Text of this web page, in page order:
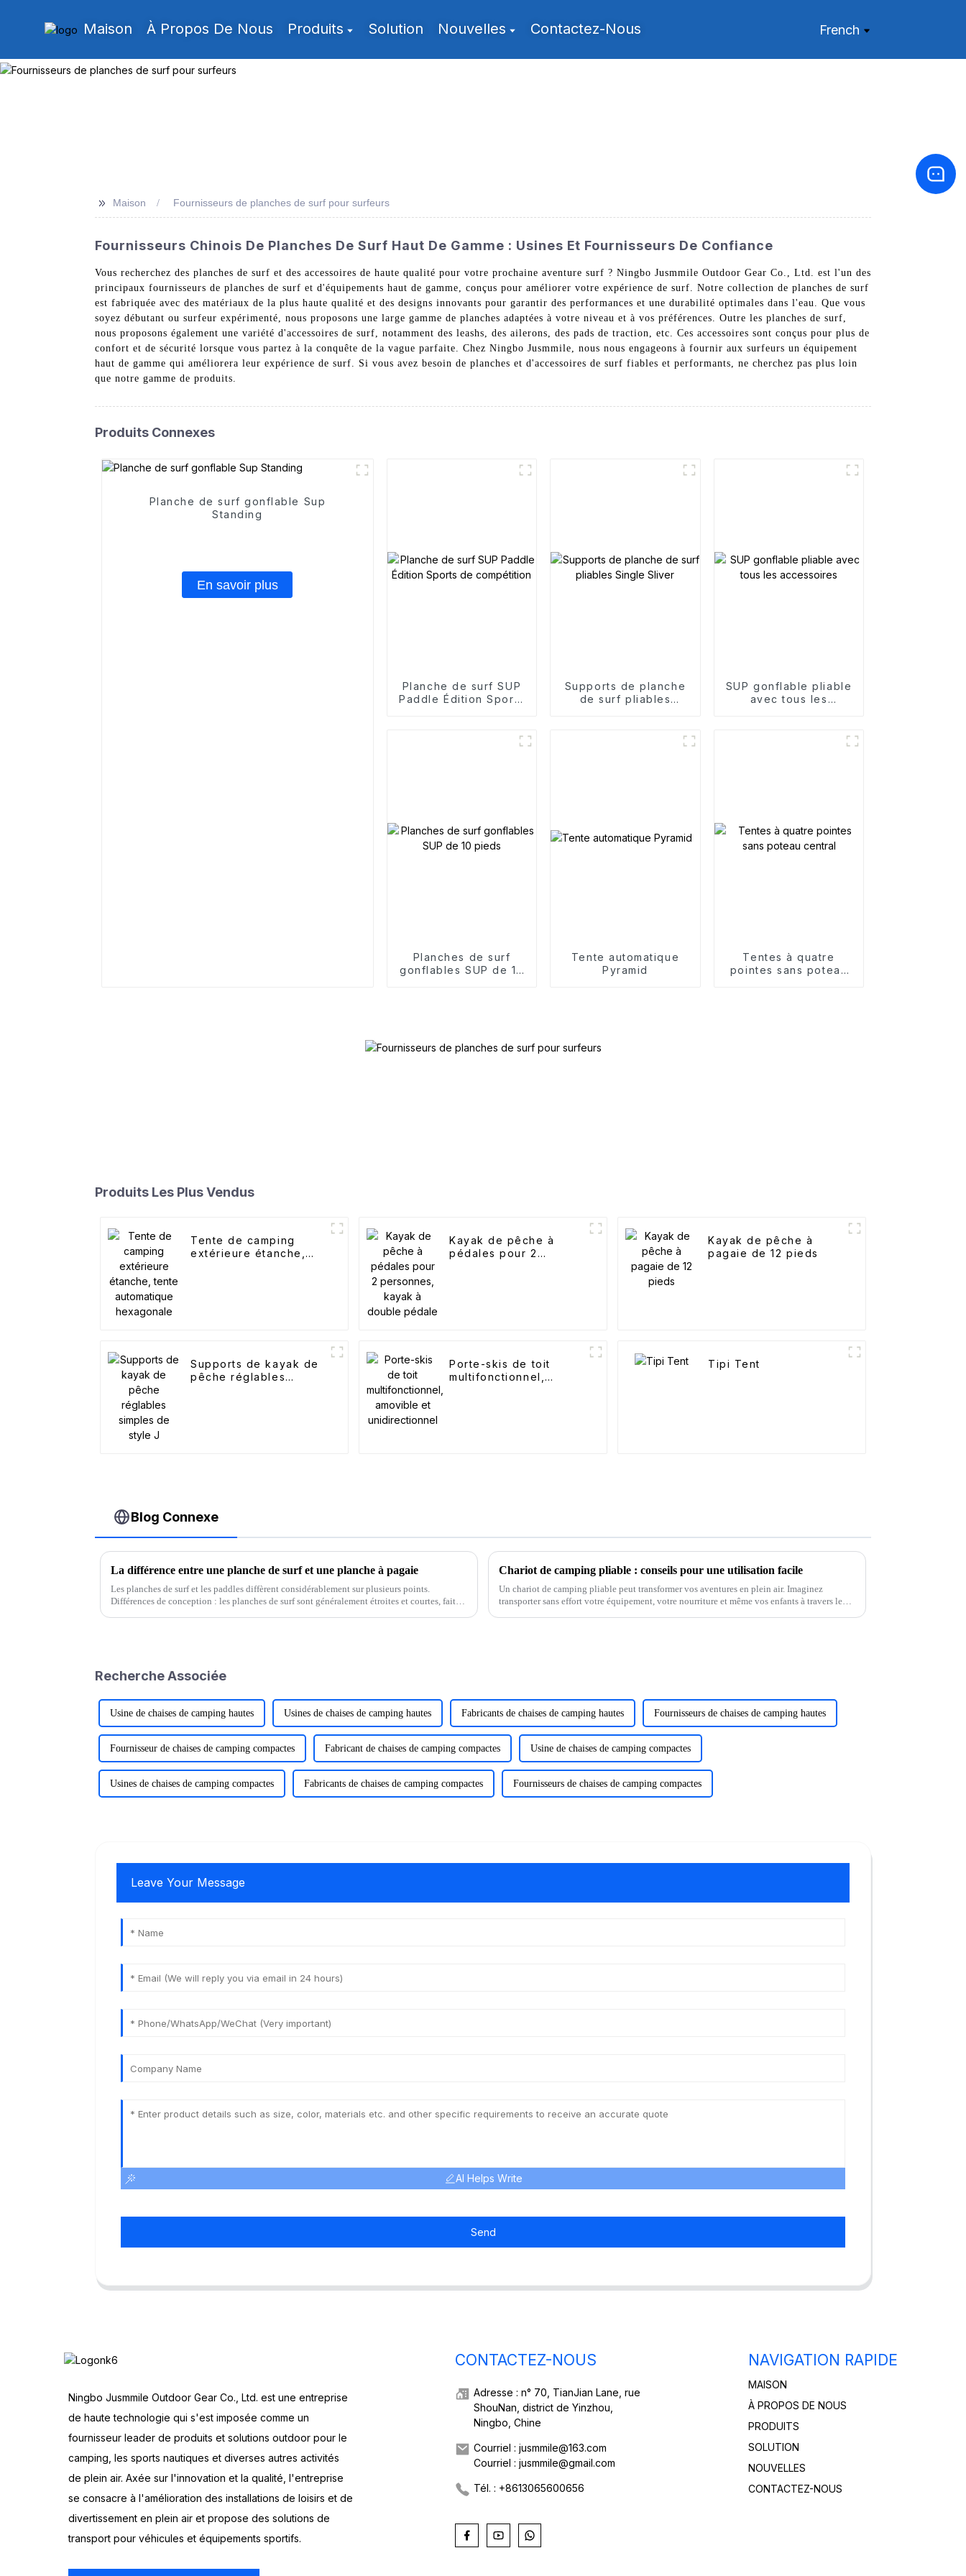
Maison À Propos De Nous Produits Solution Nouvelles Contactez-Nous French
>> Maison Fournisseurs de planches de surf pour surfeurs
Fournisseurs Chinois De Planches De Surf Haut De Gamme : Usines Et Fournisseurs De Confiance
Vous recherchez des planches de surf et des accessoires de haute qualité pour votre prochaine aventure surf ? Ningbo Jusmmile Outdoor Gear Co., Ltd. est l'un des
principaux fournisseurs de planches de surf et d'équipements haut de gamme, conçus pour améliorer votre expérience de surf. Notre collection de planches de surf
est fabriquée avec des matériaux de la plus haute qualité et des designs innovants pour garantir des performances et une durabilité optimales dans l'eau. Que vous
soyez débutant ou surfeur expérimenté, nous proposons une large gamme de planches adaptées à votre niveau et à vos préférences. Outre les planches de surf,
nous proposons également une variété d'accessoires de surf, notamment des leashs, des ailerons, des pads de traction, etc. Ces accessoires sont conçus pour plus de
confort et de sécurité lorsque vous partez à la conquête de la vague parfaite. Chez Ningbo Jusmmile, nous nous engageons à fournir aux surfeurs un équipement
haut de gamme qui améliorera leur expérience de surf. Si vous avez besoin de planches et d'accessoires de surf fiables et performants, ne cherchez pas plus loin
que notre gamme de produits.
Produits Connexes
Planche de surf gonflable Sup
Standing
En savoir plus
Planche de surf SUP
Paddle Édition Sports
Supports de planche
de surf pliables
SUP gonflable pliable
avec tous les
Planches de surf
gonflables SUP de 10
Tente automatique
Pyramid
Tentes à quatre
pointes sans poteau
Produits Les Plus Vendus
Tente de camping
extérieure étanche,
Kayak de pêche à
pédales pour 2
Kayak de pêche à
pagaie de 12 pieds
Supports de kayak de
pêche réglables
Porte-skis de toit
multifonctionnel,
Tipi Tent
Blog Connexe
La différence entre une planche de surf et une planche à pagaie
Les planches de surf et les paddles diffèrent considérablement sur plusieurs points.
Différences de conception : les planches de surf sont généralement étroites et courtes, faites
Chariot de camping pliable : conseils pour une utilisation facile
Un chariot de camping pliable peut transformer vos aventures en plein air. Imaginez
transporter sans effort votre équipement, votre nourriture et même vos enfants à travers le
Recherche Associée
Usine de chaises de camping hautes Usines de chaises de camping hautes Fabricants de chaises de camping hautes Fournisseurs de chaises de camping hautes
Fournisseur de chaises de camping compactes Fabricant de chaises de camping compactes Usine de chaises de camping compactes
Usines de chaises de camping compactes Fabricants de chaises de camping compactes Fournisseurs de chaises de camping compactes
Leave Your Message
AI Helps Write
Send
Ningbo Jusmmile Outdoor Gear Co., Ltd. est une entreprise
de haute technologie qui s'est imposée comme un
fournisseur leader de produits et solutions outdoor pour le
camping, les sports nautiques et diverses autres activités
de plein air. Axée sur l'innovation et la qualité, l'entreprise
se consacre à l'amélioration des installations de loisirs et de
divertissement en plein air et propose des solutions de
transport pour véhicules et équipements sportifs.
CONTACTEZ-NOUS
Adresse : n° 70, TianJian Lane, rue
ShouNan, district de Yinzhou,
Ningbo, Chine
Courriel : jusmmile@163.com
Courriel : jusmmile@gmail.com
Tél. : +8613065600656
NAVIGATION RAPIDE
MAISON
À PROPOS DE NOUS
PRODUITS
SOLUTION
NOUVELLES
CONTACTEZ-NOUS